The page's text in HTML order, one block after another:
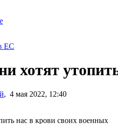
ЕС
хотят
, 4 мая 2022, 12:40